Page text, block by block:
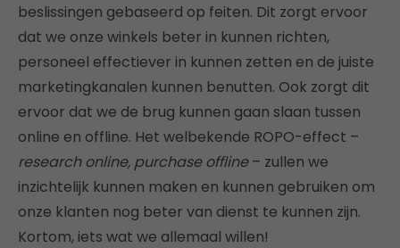
beslissingen gebaseerd op feiten. Dit zorgt ervoor
dat we onze winkels beter in kunnen richten,
personeel effectiever in kunnen zetten en de juiste
marketingkanalen kunnen benutten. Ook zorgt dit
ervoor dat we de brug kunnen gaan slaan tussen
online en offline. Het welbekende ROPO-effect –
research online, purchase offline– zullen we
inzichtelijk kunnen maken en kunnen gebruiken om
onze klanten nog beter van dienst te kunnen zijn.
Kortom, iets wat we allemaal willen!